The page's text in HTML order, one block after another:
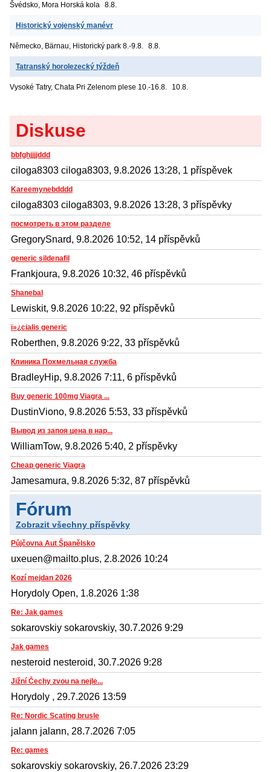
Švédsko, Mora Horská kola 8.8.
Historický vojenský manévr
Německo, Bärnau, Historický park 8.-9.8. 8.8.
Tatranský horolezecký týždeň
Vysoké Tatry, Chata Pri Zelenom plese 10.-16.8. 10.8.
Diskuse
bbfghjjjjddd
ciloga8303 ciloga8303, 9.8.2026 13:28, 1 příspěvek
Kareemynebdddd
ciloga8303 ciloga8303, 9.8.2026 13:28, 3 příspěvky
посмотреть в этом разделе
GregorySnard, 9.8.2026 10:52, 14 příspěvků
generic sildenafil
Frankjoura, 9.8.2026 10:32, 46 příspěvků
Shanebal
Lewiskit, 9.8.2026 10:22, 92 příspěvků
ï»¿cialis generic
Roberthen, 9.8.2026 9:22, 33 příspěvků
Клиника Похмельная служба
BradleyHip, 9.8.2026 7:11, 6 příspěvků
Buy generic 100mg Viagra ...
DustinViono, 9.8.2026 5:53, 33 příspěvků
Вывод из запоя цена в нар...
WilliamTow, 9.8.2026 5:40, 2 příspěvky
Cheap generic Viagra
Jamesamura, 9.8.2026 5:32, 87 příspěvků
Fórum
Zobrazit všechny příspěvky
Půjčovna Aut Španělsko
uxeuen@mailto.plus, 2.8.2026 10:24
Kozí mejdan 2026
Horydoly Open, 1.8.2026 1:38
Re: Jak games
sokarovskiy sokarovskiy, 30.7.2026 9:29
Jak games
nesteroid nesteroid, 30.7.2026 9:28
Jižní Čechy zvou na nejle...
Horydoly , 29.7.2026 13:59
Re: Nordic Scating brusle
jalann jalann, 28.7.2026 7:05
Re: games
sokarovskiy sokarovskiy, 26.7.2026 23:29